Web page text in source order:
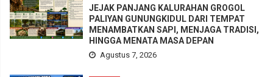
JEJAK PANJANG KALURAHAN GROGOL
PALIYAN GUNUNGKIDUL DARI TEMPAT
MENAMBATKAN SAPI, MENJAGA TRADISI,
HINGGA MENATA MASA DEPAN
Agustus 7, 2026